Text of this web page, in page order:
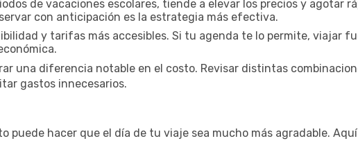
de vacaciones escolares, tiende a elevar los precios y agotar
con anticipación es la estrategia más efectiva.
y tarifas más accesibles. Si tu agenda te lo permite, viajar
una diferencia notable en el costo. Revisar distintas
gastos innecesarios.
puede hacer que el día de tu viaje sea mucho más agradable.